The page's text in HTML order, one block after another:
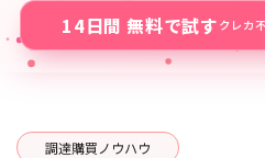
14日間 無料で試す クレカ
調達購買ノウハウ